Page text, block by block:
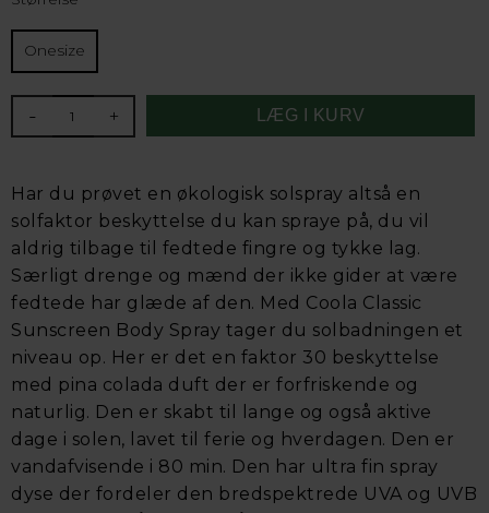
Onesize
- +
Har du prøvet en økologisk solspray altså en
solfaktor beskyttelse du kan spraye på, du vil
aldrig tilbage til fedtede fingre og tykke lag.
Særligt drenge og mænd der ikke gider at være
fedtede har glæde af den. Med Coola Classic
Sunscreen Body Spray tager du solbadningen et
niveau op. Her er det en faktor 30 beskyttelse
med pina colada duft der er forfriskende og
naturlig. Den er skabt til lange og også aktive
dage i solen, lavet til ferie og hverdagen. Den er
vandafvisende i 80 min. Den har ultra fin spray
dyse der fordeler den bredspektrede UVA og UVB